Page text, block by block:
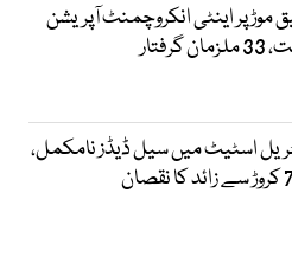
موڑ پر اینٹی انکروچمنٹ آپریشن
اسٹیٹ میں سیل ڈیڈز نامکمل،